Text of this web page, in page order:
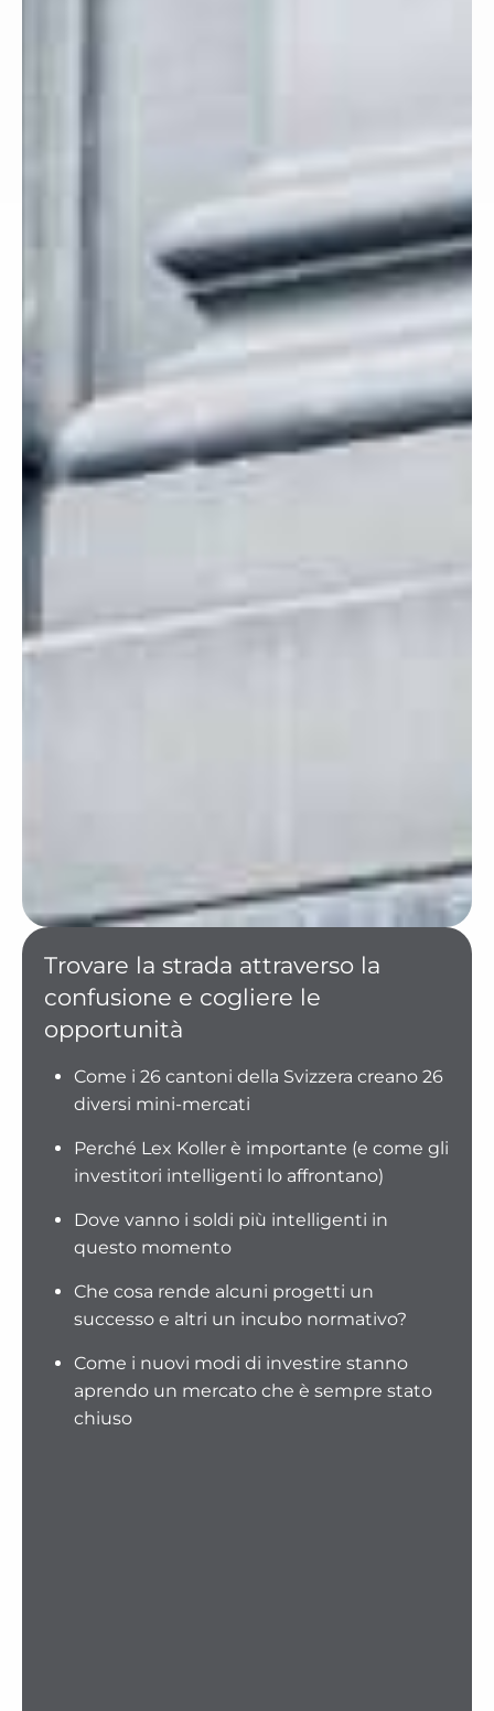
Trovare la strada attraverso la
confusione e cogliere le
opportunità
Come i 26 cantoni della Svizzera creano 26
diversi mini-mercati
Perché Lex Koller è importante (e come gli
investitori intelligenti lo affrontano)
Dove vanno i soldi più intelligenti in
questo momento
Che cosa rende alcuni progetti un
successo e altri un incubo normativo?
Come i nuovi modi di investire stanno
aprendo un mercato che è sempre stato
chiuso